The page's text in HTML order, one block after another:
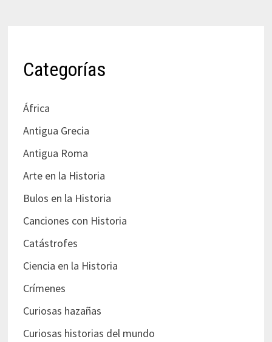
Categorías
África
Antigua Grecia
Antigua Roma
Arte en la Historia
Bulos en la Historia
Canciones con Historia
Catástrofes
Ciencia en la Historia
Crímenes
Curiosas hazañas
Curiosas historias del mundo